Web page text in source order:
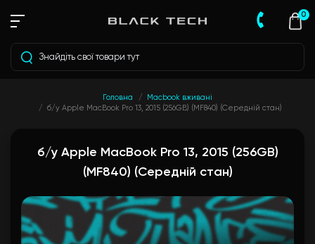
0
Головна
Macbook вживані
б/у Apple MacBook Pro 13, 2015 (256GB) (MF840) (Середній стан)
б/у Apple MacBook Pro 13, 2015 (256GB)
(MF840) (Середній стан)